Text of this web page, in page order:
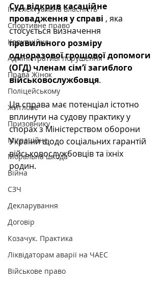
Інтелектуальна власність
Спортивне право
Корупційне
Адміністративі порушення
Права Жінок
Поліцейському
Житлове
Призовнику
Міграційне
Моральна шкода
Війна
СЗЧ
Декларування
Договір
Козачук. Практика
Ліквідаторам аварії на ЧАЕС
Військове право
Суд відкрив касаційне
провадження у справі , яка
стосується визначення
правильного розміру
одноразової грошової допомоги
(ОГД) членам сім’ї загиблого
військовослужбовця.
Ця справа має потенціал істотно
вплинути на судову практику у
спорах з Міністерством оборони
України щодо соціальних гарантій
військовослужбовців та їхніх
родин.